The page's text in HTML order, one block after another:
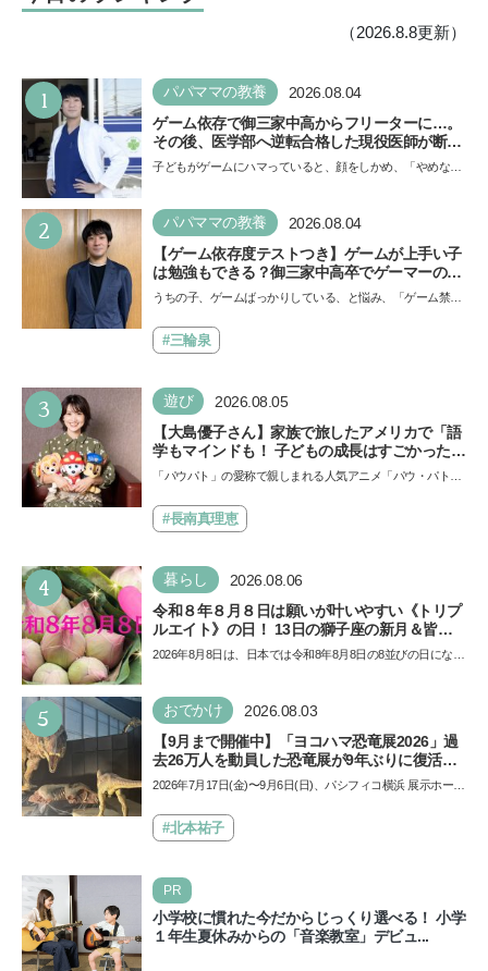
（2026.8.8更新）
1 パパママの教養 2026.08.04
ゲーム依存で御三家中高からフリーターに…。
その後、医学部へ逆転合格した現役医師が断言
「ゲームの経験が受験勉強に役立った」そう考
子どもがゲームにハマっていると、顔をしかめ、「やめなさ
い…
2 パパママの教養 2026.08.04
【ゲーム依存度テストつき】ゲームが上手い子
は勉強もできる？御三家中高卒でゲーマーの医
師・阿部智史さんが教えるゲームしながら受験
うちの子、ゲームばっかりしている、と悩み、「ゲーム禁
も…#三輪泉
3 遊び 2026.08.05
【大島優子さん】家族で旅したアメリカで「語
学もマインドも！ 子どもの成長はすごかった」
声優をつとめた映画『パウ・パトロール ザ・ダ
できると子どもに知ってほしい
「パウパト」の愛称で親しまれる人気アニメ「パウ・パトロ
ザ…#長南真理恵
4 暮らし 2026.08.06
令和８年８月８日は願いが叶いやすい《トリプ
ルエイト》の日！ 13日の獅子座の新月＆皆既
日食の影響にも注目
2026年8月8日は、日本では令和8年8月8日の8並びの日になり
て…
5 おでかけ 2026.08.03
【9月まで開催中】「ヨコハマ恐竜展2026」過
去26万人を動員した恐竜展が9年ぶりに復活！
夏休みのおでかけで楽しむポイントを完全ガイ
2026年7月17日(金)〜9月6日(日)、パシフィコ横浜 展示ホール
催…#北本祐子
PR
小学校に慣れた今だからじっくり選べる！ 小学
１年生夏休みからの「音楽教室」デビュ...